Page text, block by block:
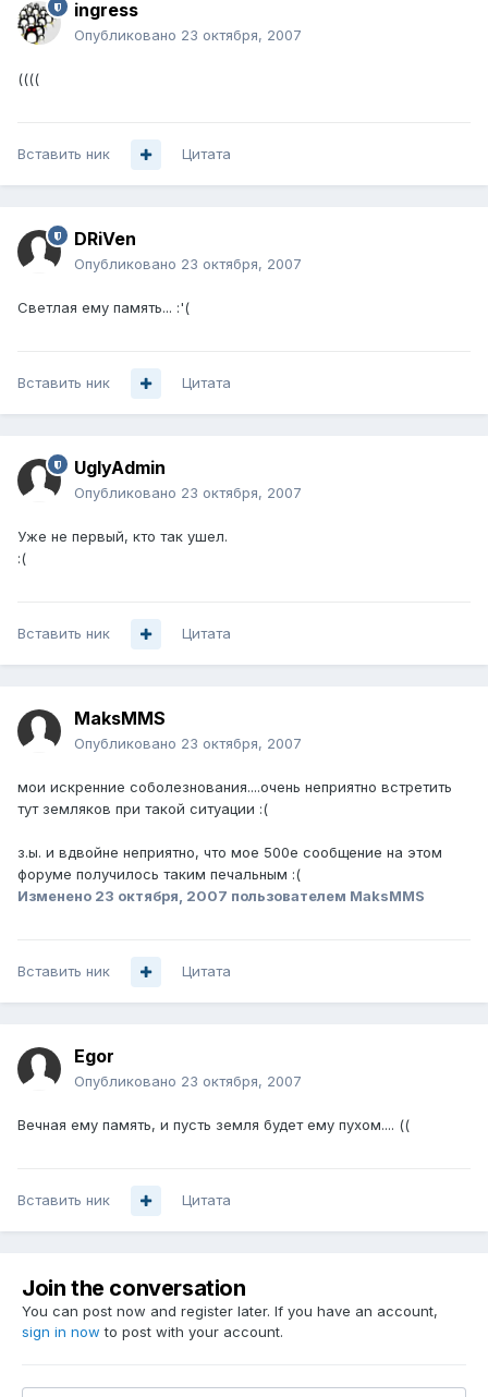
ingress
Опубликовано 23 октября, 2007
((((
Вставить ник Цитата
DRiVen
Опубликовано 23 октября, 2007
Светлая ему память... :'(
Вставить ник Цитата
UglyAdmin
Опубликовано 23 октября, 2007
Уже не первый, кто так ушел.
:(
Вставить ник Цитата
MaksMMS
Опубликовано 23 октября, 2007
мои искренние соболезнования....очень неприятно встретить
тут земляков при такой ситуации :(
з.ы. и вдвойне неприятно, что мое 500е сообщение на этом
форуме получилось таким печальным :(
Изменено 23 октября, 2007 пользователем MaksMMS
Вставить ник Цитата
Egor
Опубликовано 23 октября, 2007
Вечная ему память, и пусть земля будет ему пухом.... ((
Вставить ник Цитата
Join the conversation
You can post now and register later. If you have an account,
sign in now to post with your account.